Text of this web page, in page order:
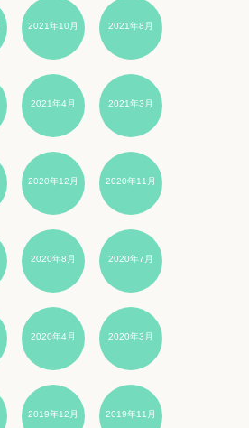
2021年10月 2021年8月
2021年4月 2021年3月
2020年12月 2020年11月
2020年8月 2020年7月
2020年4月 2020年3月
2019年12月 2019年11月